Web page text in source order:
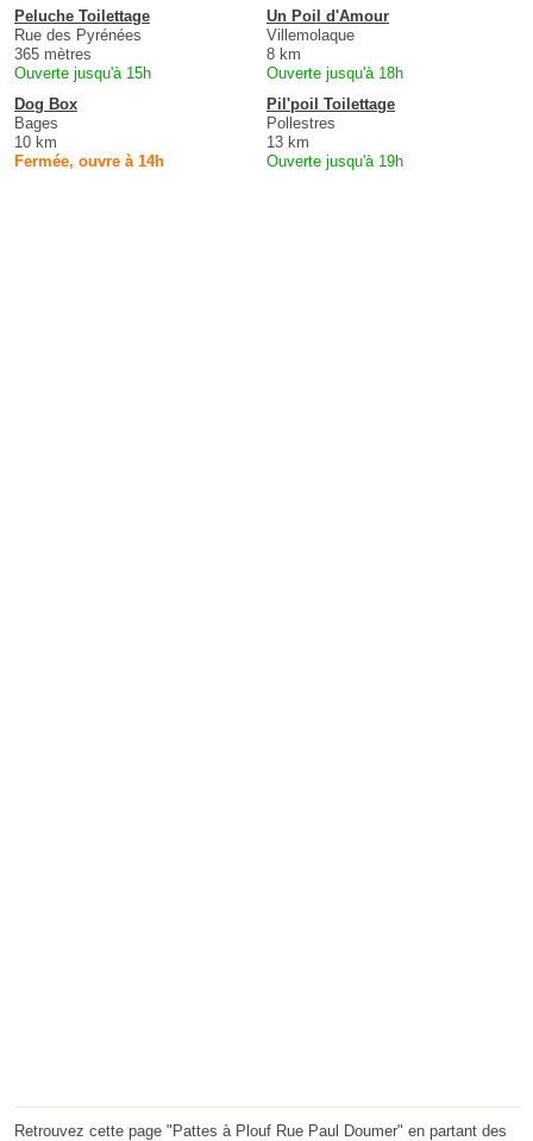
Peluche Toilettage
Rue des Pyrénées
365 mètres
Ouverte jusqu'à 15h
Un Poil d'Amour
Villemolaque
8 km
Ouverte jusqu'à 18h
Dog Box
Bages
10 km
Fermée, ouvre à 14h
Pil'poil Toilettage
Pollestres
13 km
Ouverte jusqu'à 19h
Retrouvez cette page "Pattes à Plouf Rue Paul Doumer" en partant des